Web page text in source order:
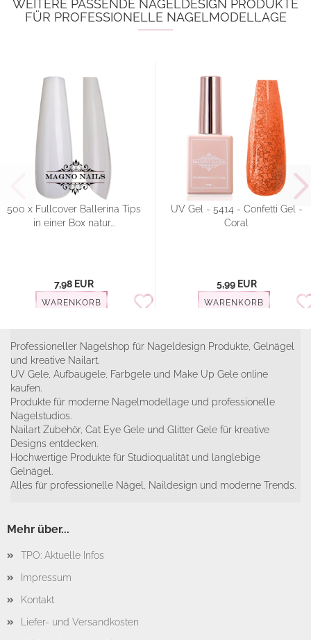
WEITERE PASSENDE NAGELDESIGN PRODUKTE
FÜR PROFESSIONELLE NAGELMODELLAGE
500 x Fullcover Ballerina Tips
in einer Box natur...
7,98 EUR
WARENKORB
UV Gel - 5414 - Confetti Gel -
Coral
5,99 EUR
WARENKORB
Professioneller Nagelshop für Nageldesign Produkte, Gelnägel
und kreative Nailart.
UV Gele, Aufbaugele, Farbgele und Make Up Gele online
kaufen.
Produkte für moderne Nagelmodellage und professionelle
Nagelstudios.
Nailart Zubehör, Cat Eye Gele und Glitter Gele für kreative
Designs entdecken.
Hochwertige Produkte für Studioqualität und langlebige
Gelnägel.
Alles für professionelle Nägel, Naildesign und moderne Trends.
Mehr über...
TPO: Aktuelle Infos
Impressum
Kontakt
Liefer- und Versandkosten